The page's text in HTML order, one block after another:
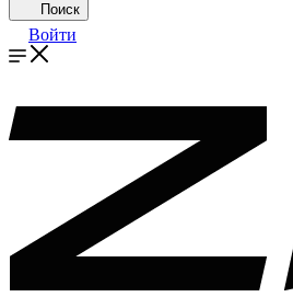
Поиск
Войти